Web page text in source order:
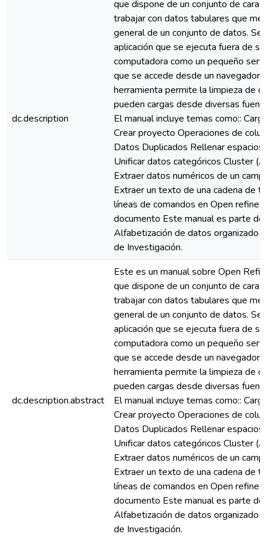
dc.description
que dispone de un conjunto de
trabajar con datos tabulares que
general de un conjunto de datos. Se
aplicación que se ejecuta fuera de
computadora como un pequeño
que se accede desde un navegador
herramienta permite la limpieza de
pueden cargas desde diversas
El manual incluye temas como::
Crear proyecto Operaciones de
Datos Duplicados Rellenar espacios
Unificar datos categóricos Cluster
Extraer datos numéricos de un
Extraer un texto de una cadena de
líneas de comandos en Open refine
documento Este manual es parte
Alfabetización de datos organizado
de Investigación.
dc.description.abstract
Este es un manual sobre Open
que dispone de un conjunto de
trabajar con datos tabulares que
general de un conjunto de datos. Se
aplicación que se ejecuta fuera de
computadora como un pequeño
que se accede desde un navegador
herramienta permite la limpieza de
pueden cargas desde diversas
El manual incluye temas como::
Crear proyecto Operaciones de
Datos Duplicados Rellenar espacios
Unificar datos categóricos Cluster
Extraer datos numéricos de un
Extraer un texto de una cadena de
líneas de comandos en Open refine
documento Este manual es parte
Alfabetización de datos organizado
de Investigación.